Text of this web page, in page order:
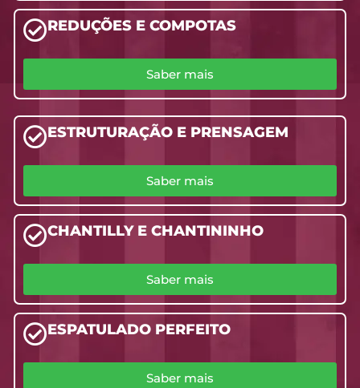
REDUÇÕES E COMPOTAS
Saber mais
ESTRUTURAÇÃO E PRENSAGEM
Saber mais
CHANTILLY E CHANTININHO
Saber mais
ESPATULADO PERFEITO
Saber mais